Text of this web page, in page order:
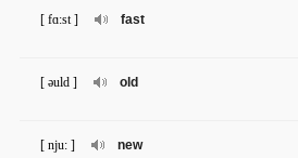
fast
[ fɑ:st ]
old
[ əuld ]
new
[ nju: ]